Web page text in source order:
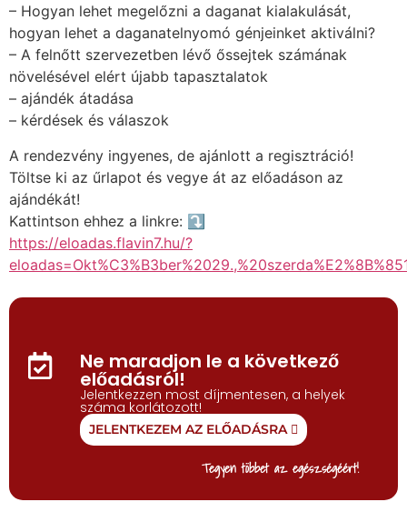
– Hogyan lehet megelőzni a daganat kialakulását,
hogyan lehet a daganatelnyomó génjeinket aktiválni?
– A felnőtt szervezetben lévő őssejtek számának
növelésével elért újabb tapasztalatok
– ajándék átadása
– kérdések és válaszok
A rendezvény ingyenes, de ajánlott a regisztráció!
Töltse ki az űrlapot és vegye át az előadáson az
ajándékát!
Kattintson ehhez a linkre: ⤵️
https://eloadas.flavin7.hu/?
Tegyen többet az egészségéért!
Ne maradjon le a következő
előadásról!
Jelentkezzen most díjmentesen, a helyek
száma korlátozott!
JELENTKEZEM AZ ELŐADÁSRA